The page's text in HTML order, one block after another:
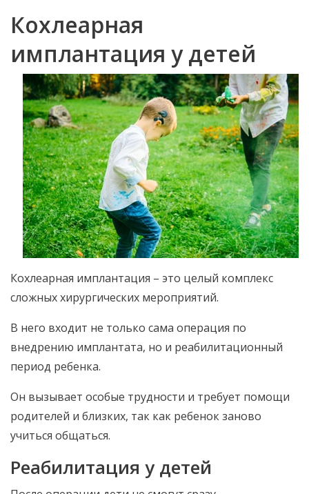
Кохлеарная
имплантация у детей
Кохлеарная имплантация – это целый комплекс
сложных хирургических мероприятий.
В него входит не только сама операция по
внедрению имплантата, но и реабилитационный
период ребенка.
Он вызывает особые трудности и требует помощи
родителей и близких, так как ребенок заново
учиться общаться.
Реабилитация у детей